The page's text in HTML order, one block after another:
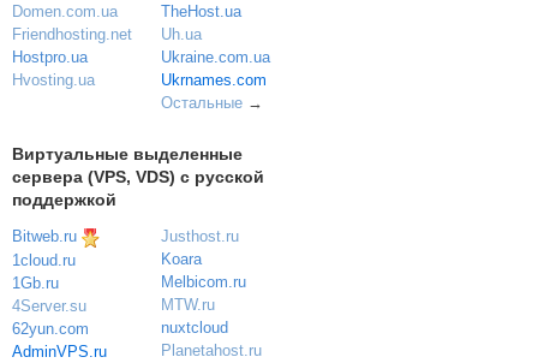
Domen.com.ua
Friendhosting.net
Hostpro.ua
Hvosting.ua
TheHost.ua
Uh.ua
Ukraine.com.ua
Ukrnames.com
Остальные→
Виртуальные выделенные
сервера (VPS, VDS) с русской
поддержкой
Bitweb.ru
1cloud.ru
1Gb.ru
4Server.su
62yun.com
AdminVPS.ru
Justhost.ru
Koara
Melbicom.ru
MTW.ru
nuxtcloud
Planetahost.ru